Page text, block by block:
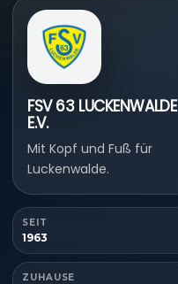
FSV 63 LUCKENWALDE
E.V.
Mit Kopf und Fuß für
Luckenwalde.
SEIT
1963
ZUHAUSE